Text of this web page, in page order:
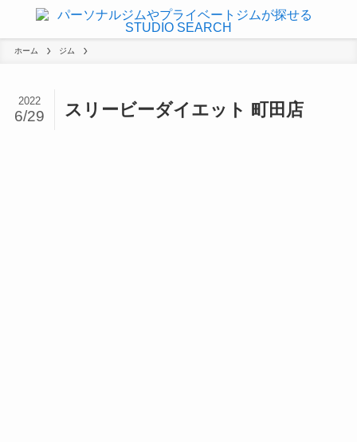
ホーム ジム
スリービーダイエット 町田店
2022
6/29